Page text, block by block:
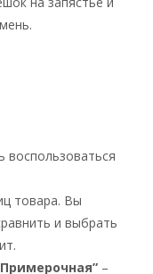
воспользоваться
товара. Вы
и выбрать
–